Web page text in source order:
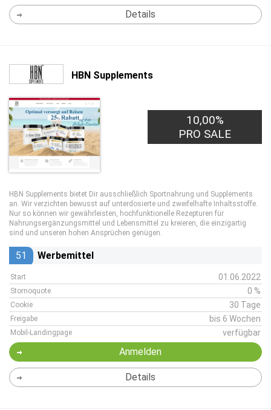
Details
HBN Supplements
10,00%
PRO SALE
HBN Supplements bietet Dir ausschließlich Sportnahrung und Supplements
an. Wir verzichten bewusst auf unterdosierte und zweifelhafte Inhaltsstoffe.
Nur so können wir gewährleisten, hochfunktionelle Rezepturen für
Nahrungsergänzungsmittel und Lebensmittel zu kreieren, die einzigartig
sind und unseren hohen Ansprüchen genügen.
51 Werbemittel
Start 01.06.2022
Stornoquote 0 %
Cookie 30 Tage
Freigabe bis 6 Wochen
Mobil-Landingpage verfügbar
Anmelden
Details